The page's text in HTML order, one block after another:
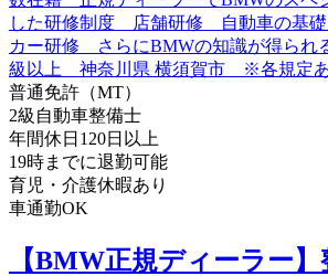
普通免許（MT）
2級自動車整備士
年間休日120日以上
19時までに退勤可能
育児・介護休暇あり
車通勤OK
【BMW正規ディーラー】